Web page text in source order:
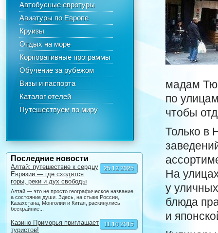
Автобусные евротуры
Авиатуры по Европе
Круизы
Отдых на море
Корпоративные программы
Обучение за рубежом
Визы и паспорта
Каталог отелей
Путешествуем по миру
Последние новости
25.12.2025
Алтай: путешествие к сердцу
Евразии — где сходятся
горы, реки и дух свободы
Алтай — это не просто географическое название,
а состояние души. Здесь, на стыке России,
Казахстана, Монголии и Китая, раскинулись
бескрайние...
11.10.2015
Казино Приморья приглашает
туристов!
мадам
по
чтобы
Только в
На
у
блюда
и